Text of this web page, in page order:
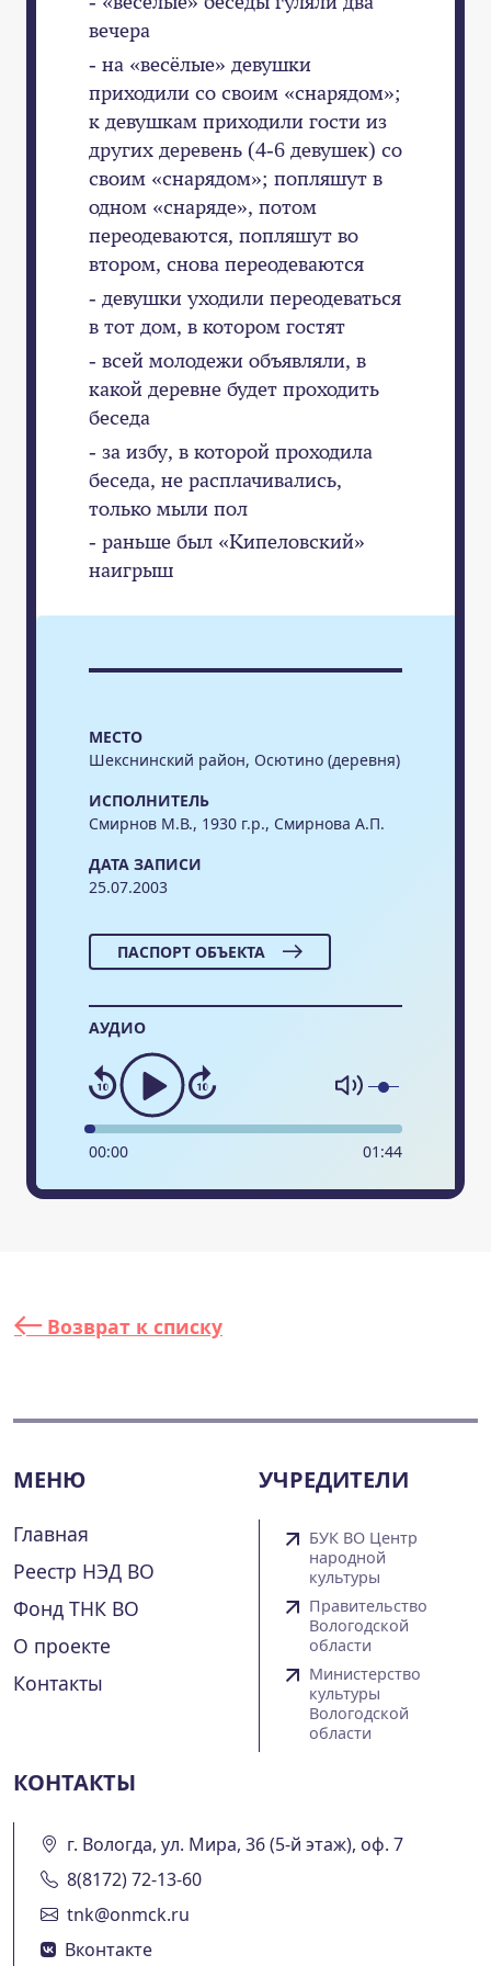
МЕСТО
Шекснинский район, Осютино (деревня)
ИСПОЛНИТЕЛЬ
Смирнов М.В., 1930 г.р., Смирнова А.П.
ДАТА ЗАПИСИ
25.07.2003
ПАСПОРТ ОБЪЕКТА
АУДИО
00:00 01 :44
вечера
- на «весёлые» девушки
приходили со своим «снарядом»;
к девушкам приходили гости из
других деревень (4-6 девушек) со
своим «снарядом»; попляшут в
одном «снаряде», потом
переодеваются, попляшут во
втором, снова переодеваются
- девушки уходили переодеваться
в тот дом, в котором гостят
- всей молодежи объявляли, в
какой деревне будет проходить
беседа
- за избу, в которой проходила
беседа, не расплачивались,
только мыли пол
- раньше был «Кипеловский»
наигрыш
Возврат к списку
МЕНЮ
Главная
Реестр НЭД ВО
Фонд ТНК ВО
О проекте
Контакты
УЧРЕДИТЕЛИ
БУК ВО Центр
народной
культуры
Правительство
Вологодской
области
Министерство
культуры
Вологодской
области
КОНТАКТЫ
г. Вологда, ул. Мира, 36 (5-й этаж), оф. 7
8(8172) 72-13-60
tnk@onmck.ru
Вконтакте